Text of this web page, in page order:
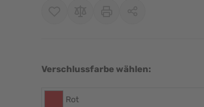
Verschlussfarbe wählen:
Rot